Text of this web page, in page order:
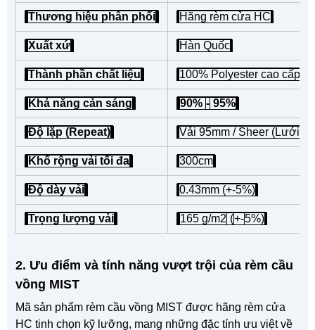
Thương hiệu phân phối Hãng rèm cửa HC
Xuất xứ Hàn Quốc
Thành phần chất liệu 100% Polyester cao cấp
Khả năng cản sáng 90% - 95%
Độ lặp (Repeat) Vải 95mm / Sheer (Lưới)
Khổ rộng vải tối đa 300cm
Độ dày vải 0.43mm (+-5%)
Trọng lượng vải 165 g/m2 (+-5%)
2. Ưu điểm và tính năng vượt trội của rèm cầu
vồng MIST
Mã sản phẩm rèm cầu vồng MIST được hãng rèm cửa
HC tinh chọn kỹ lưỡng, mang những đặc tính ưu việt về